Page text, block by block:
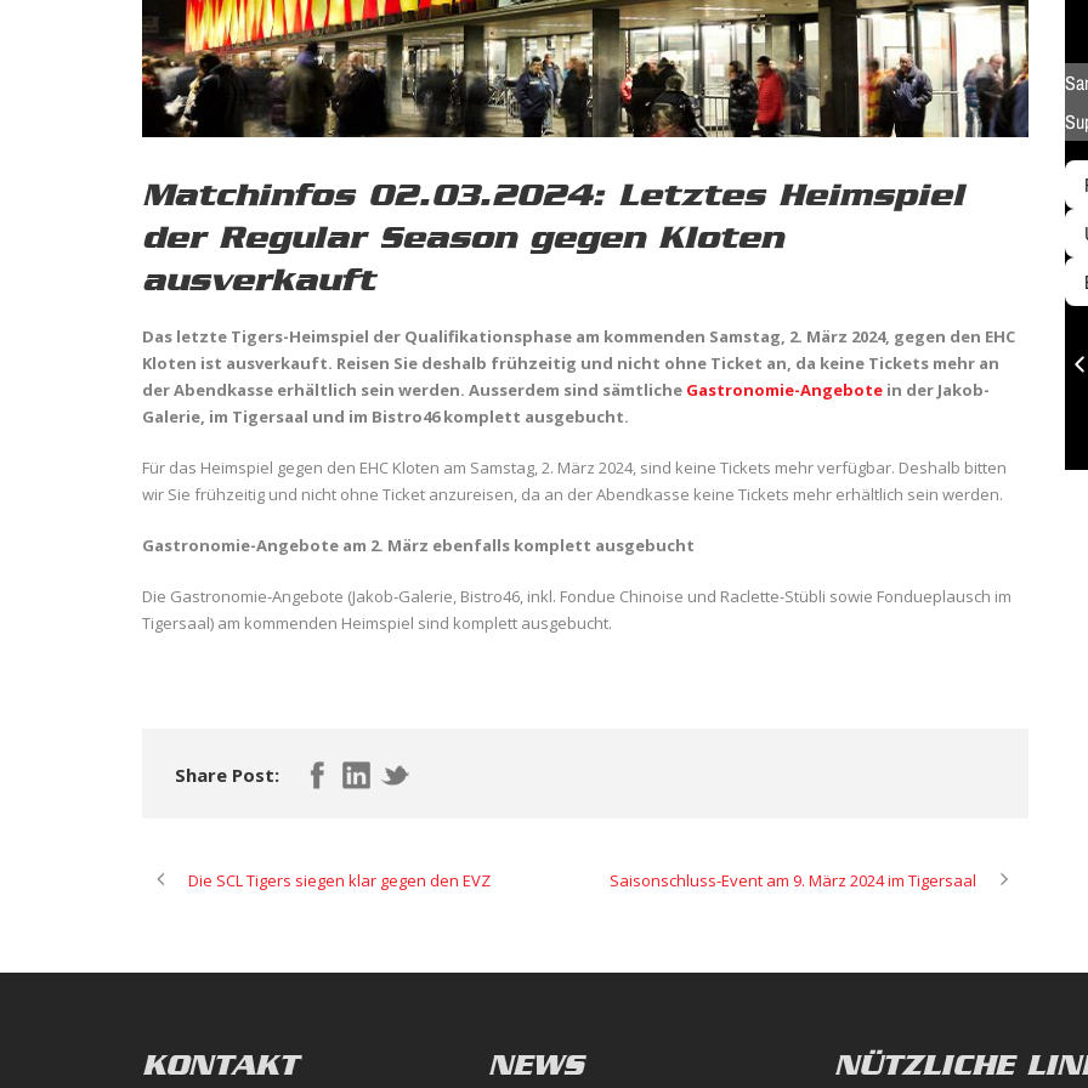
Matchinfos 02.03.2024: Letztes Heimspiel
der Regular Season gegen Kloten
ausverkauft
Das letzte Tigers-Heimspiel der Qualifikationsphase am kommenden Samstag, 2. März 2024, gegen den EHC
Kloten ist ausverkauft. Reisen Sie deshalb frühzeitig und nicht ohne Ticket an, da keine Tickets mehr an
der Abendkasse erhältlich sein werden. Ausserdem sind sämtliche Gastronomie-Angebote in der Jakob-
Galerie, im Tigersaal und im Bistro46 komplett ausgebucht.
Für das Heimspiel gegen den EHC Kloten am Samstag, 2. März 2024, sind keine Tickets mehr verfügbar. Deshalb bitten
wir Sie frühzeitig und nicht ohne Ticket anzureisen, da an der Abendkasse keine Tickets mehr erhältlich sein werden.
Gastronomie-Angebote am 2. März ebenfalls komplett ausgebucht
Die Gastronomie-Angebote (Jakob-Galerie, Bistro46, inkl. Fondue Chinoise und Raclette-Stübli sowie Fondueplausch im
Tigersaal) am kommenden Heimspiel sind komplett ausgebucht.
Share Post:
Die SCL Tigers siegen klar gegen den EVZ Saisonschluss-Event am 9. März 2024 im Tigersaal
KONTAKT NEWS NÜTZLICHE